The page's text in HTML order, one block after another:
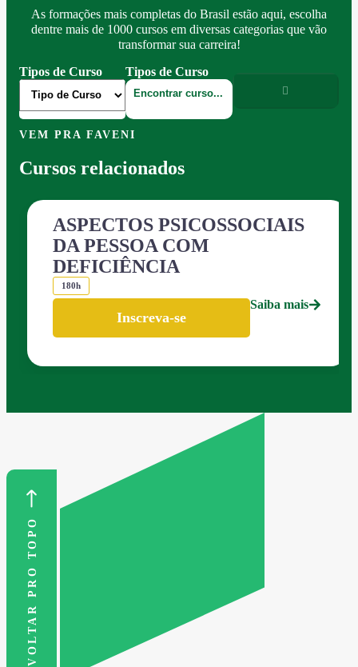
As formações mais completas do Brasil estão aqui, escolha
dentre mais de 1000 cursos em diversas categorias que vão
transformar sua carreira!
Tipos de Curso
Tipos de Curso
VEM PRA FAVENI
Cursos relacionados
ASPECTOS PSICOSSOCIAIS
DA PESSOA COM
DEFICIÊNCIA
180h
Inscreva-se
Saiba mais
VOLTAR PRO TOPO